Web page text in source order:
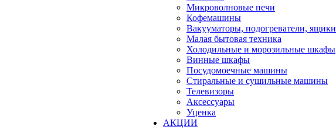
Микроволновые печи
Кофемашины
Вакууматоры, подогреватели, ящики
Малая бытовая техника
Холодильные и морозильные шкафы
Винные шкафы
Посудомоечные машины
Стиральные и сушильные машины
Телевизоры
Аксессуары
Уценка
АКЦИИ